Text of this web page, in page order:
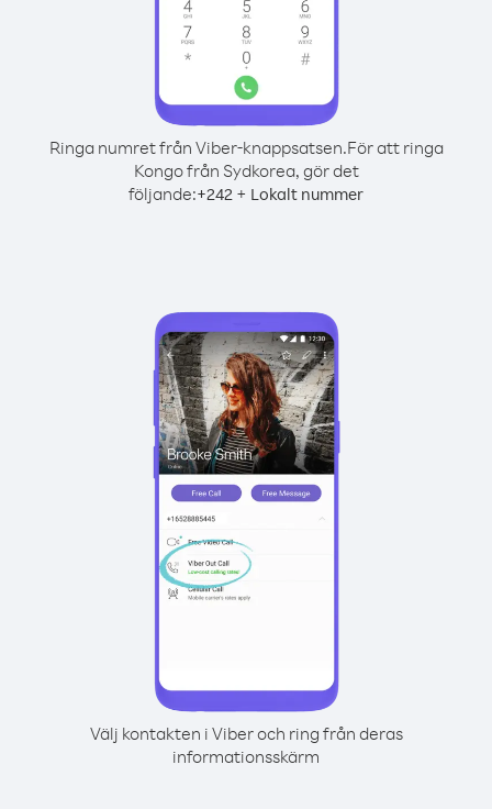
Ringa numret från Viber-knappsatsen.För att ringa
Kongo från Sydkorea, gör det
följande:+242 + Lokalt nummer
Välj kontakten i Viber och ring från deras
informationsskärm